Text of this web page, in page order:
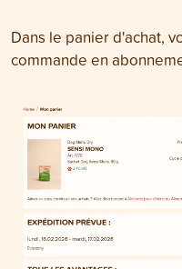
Dans le panier d'achat,
commande en